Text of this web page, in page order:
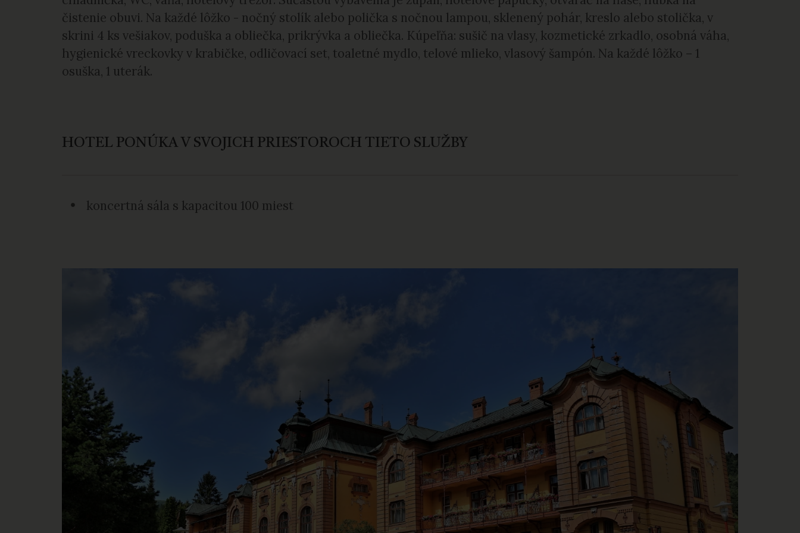
čistenie obuvi. Na každé lôžko - nočný stolík alebo polička s nočnou lampou, sklenený pohár, kreslo alebo stolička, v
skrini 4 ks vešiakov, poduška a obliečka, prikrývka a obliečka. Kúpeľňa: sušič na vlasy, kozmetické zrkadlo, osobná váha,
hygienické vreckovky v krabičke, odličovací set, toaletné mydlo, telové mlieko, vlasový šampón. Na každé lôžko – 1
osuška, 1 uterák.
HOTEL PONÚKA V SVOJICH PRIESTOROCH TIETO SLUŽBY
koncertná sála s kapacitou 100 miest